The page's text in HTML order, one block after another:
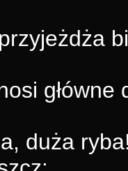
główne
duża